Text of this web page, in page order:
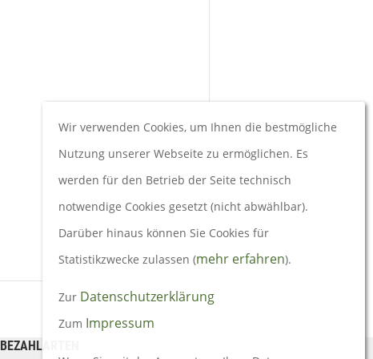
BEZAHLARTEN
Wir verwenden Cookies, um Ihnen die bestmögliche
Nutzung unserer Webseite zu ermöglichen. Es
werden für den Betrieb der Seite technisch
notwendige Cookies gesetzt (nicht abwählbar).
Darüber hinaus können Sie Cookies für
Statistikzwecke zulassen (mehr erfahren).
Zur Datenschutzerklärung
Zum Impressum